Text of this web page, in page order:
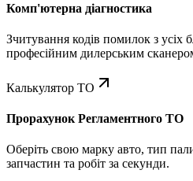
Комп'ютерна діагностика
Зчитування кодів помилок з усіх
професійним дилерським
Калькулятор ТО
Прорахунок Регламентного ТО
Оберіть свою марку авто, тип
запчастин та робіт за секунди.